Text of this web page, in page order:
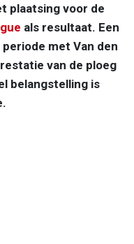
plaatsing voor de
als resultaat. Een
met Van den
van de ploeg
belangstelling is